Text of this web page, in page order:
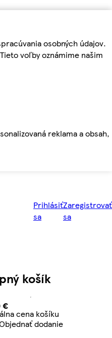
osobných údajov.
Tieto voľby oznámime našim
reklama a obsah,
Prihlásiť
sa
Zaregistrovať
sa
košík
€ Aktuálna cena košíku
€
cena košíku
dodanie